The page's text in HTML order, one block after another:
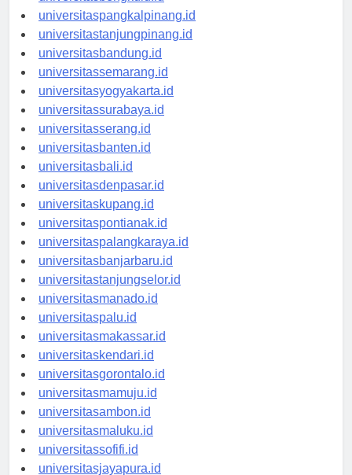
universitasbengkulu.id
universitaspangkalpinang.id
universitastanjungpinang.id
universitasbandung.id
universitassemarang.id
universitasyogyakarta.id
universitassurabaya.id
universitasserang.id
universitasbanten.id
universitasbali.id
universitasdenpasar.id
universitaskupang.id
universitaspontianak.id
universitaspalangkaraya.id
universitasbanjarbaru.id
universitastanjungselor.id
universitasmanado.id
universitaspalu.id
universitasmakassar.id
universitaskendari.id
universitasgorontalo.id
universitasmamuju.id
universitasambon.id
universitasmaluku.id
universitassofifi.id